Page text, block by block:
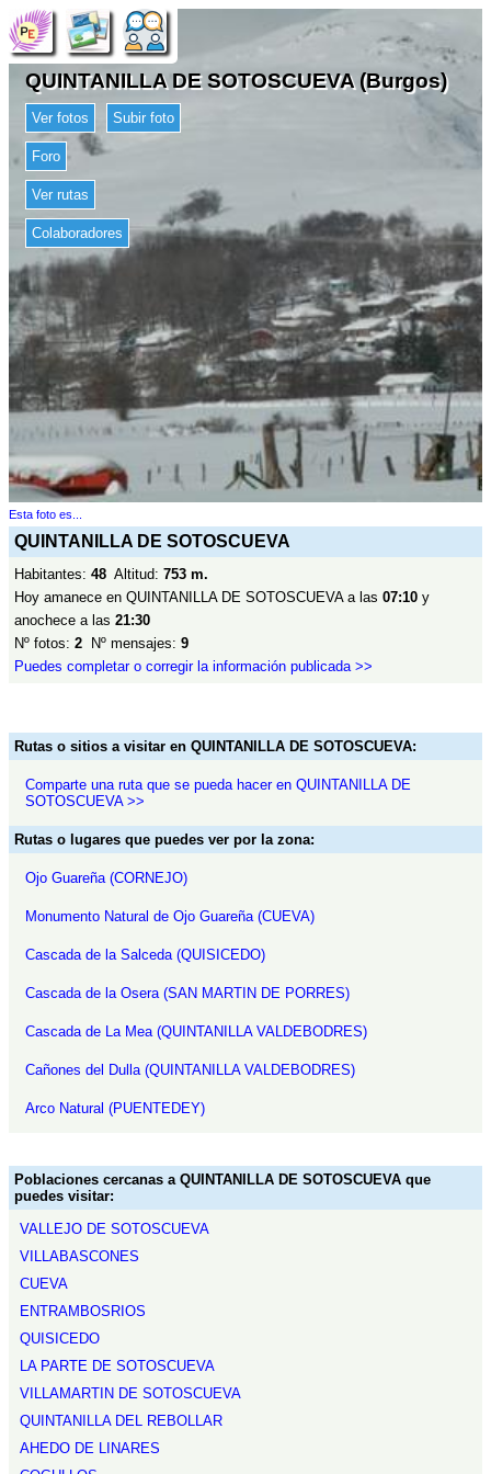
QUINTANILLA DE SOTOSCUEVA (Burgos)
Ver fotos Subir foto
Foro
Ver rutas
Colaboradores
Esta foto es...
QUINTANILLA DE SOTOSCUEVA
Habitantes: 48 Altitud: 753 m.
Hoy amanece en QUINTANILLA DE SOTOSCUEVA a las 07:10 y
anochece a las 21:30
Nº fotos: 2 Nº mensajes: 9
Puedes completar o corregir la información publicada >>
Rutas o sitios a visitar en QUINTANILLA DE SOTOSCUEVA:
Comparte una ruta que se pueda hacer en QUINTANILLA DE
SOTOSCUEVA >>
Rutas o lugares que puedes ver por la zona:
Ojo Guareña (CORNEJO)
Monumento Natural de Ojo Guareña (CUEVA)
Cascada de la Salceda (QUISICEDO)
Cascada de la Osera (SAN MARTIN DE PORRES)
Cascada de La Mea (QUINTANILLA VALDEBODRES)
Cañones del Dulla (QUINTANILLA VALDEBODRES)
Arco Natural (PUENTEDEY)
Poblaciones cercanas a QUINTANILLA DE SOTOSCUEVA que
puedes visitar:
VALLEJO DE SOTOSCUEVA
VILLABASCONES
CUEVA
ENTRAMBOSRIOS
QUISICEDO
LA PARTE DE SOTOSCUEVA
VILLAMARTIN DE SOTOSCUEVA
QUINTANILLA DEL REBOLLAR
AHEDO DE LINARES